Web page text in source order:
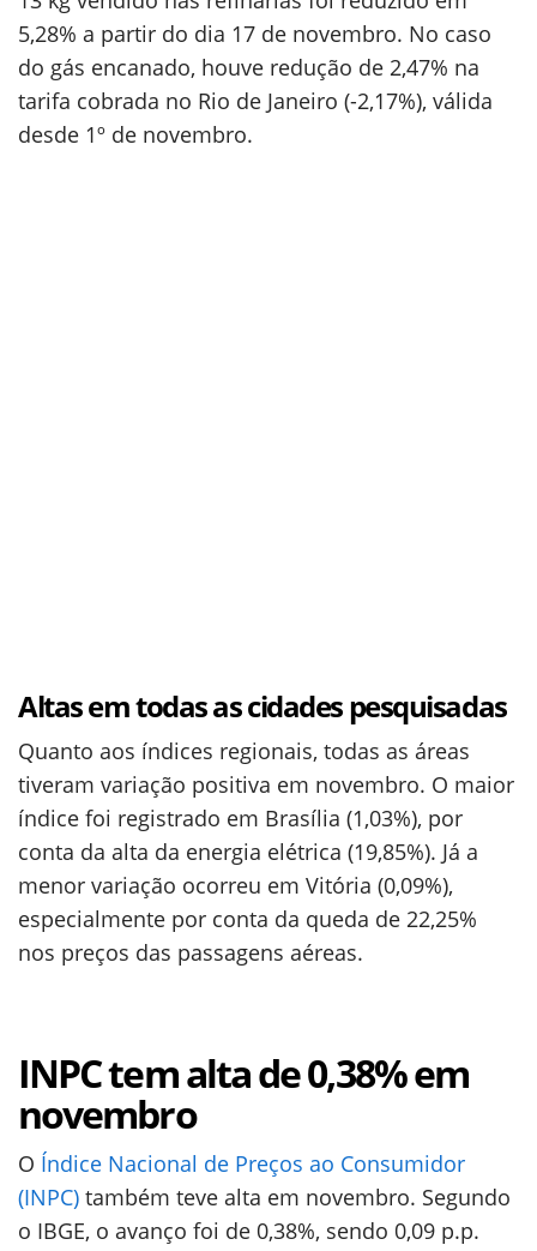
5,28% a partir do dia 17 de novembro. No caso
do gás encanado, houve redução de 2,47% na
tarifa cobrada no Rio de Janeiro (-2,17%), válida
desde 1º de novembro.
Altas em todas as cidades pesquisadas
Quanto aos índices regionais, todas as áreas
tiveram variação positiva em novembro. O maior
índice foi registrado em Brasília (1,03%), por
conta da alta da energia elétrica (19,85%). Já a
menor variação ocorreu em Vitória (0,09%),
especialmente por conta da queda de 22,25%
nos preços das passagens aéreas.
INPC tem alta de 0,38% em
novembro
O Índice Nacional de Preços ao Consumidor
(INPC) também teve alta em novembro. Segundo
o IBGE, o avanço foi de 0,38%, sendo 0,09 p.p.